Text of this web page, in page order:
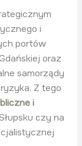
i
portów
oraz
samorządy
Z tego
i
czy na